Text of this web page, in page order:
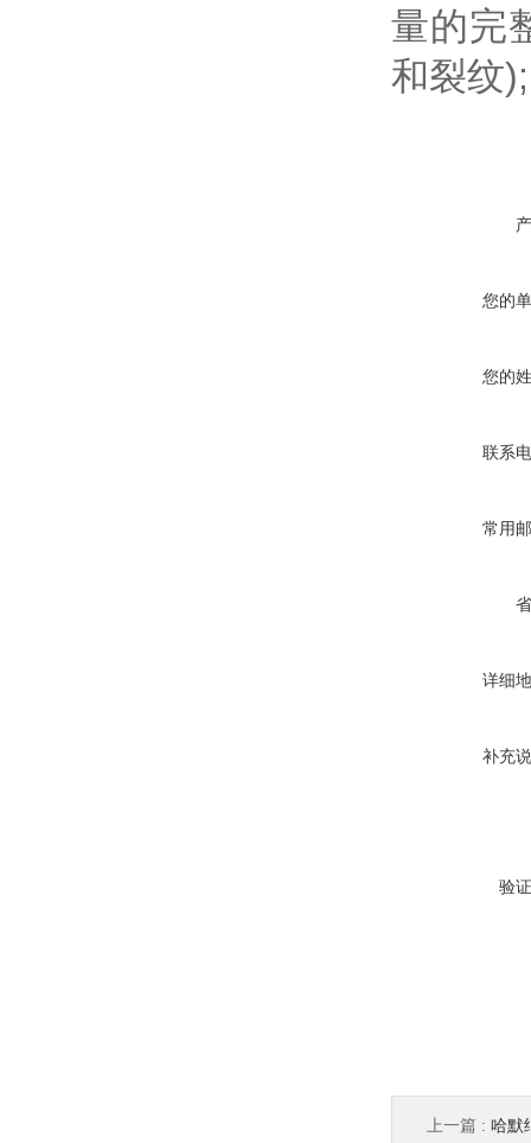
量的完
和裂纹);
您的
您的
联系
常用
详细
补充
验
上一篇 : 哈默